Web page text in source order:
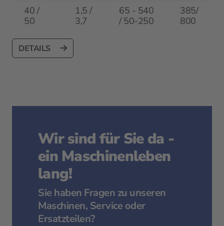
40 /
50
1,5 /
3,7
65 - 540
/ 50-250
385/
800
DETAILS
Wir sind für Sie da -
ein Maschinenleben
lang!
Sie haben Fragen zu unseren
Maschinen, Service oder
Ersatzteilen?